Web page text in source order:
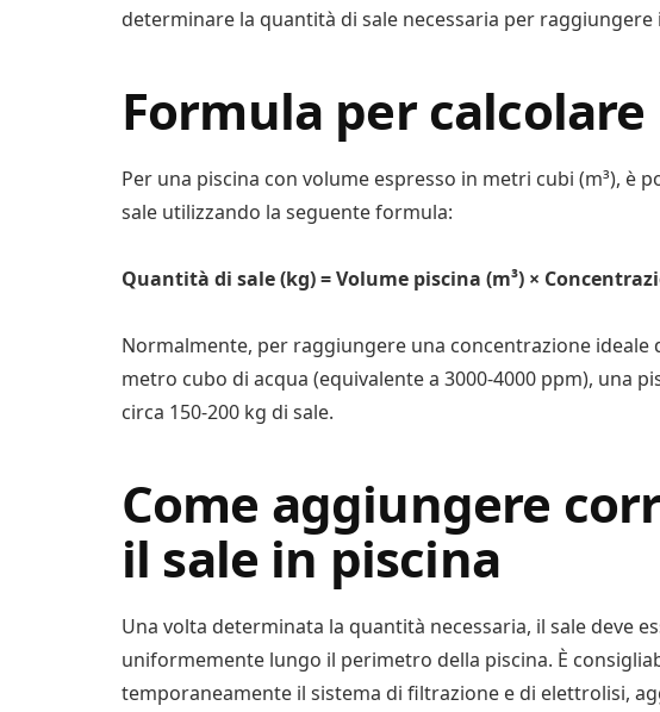
determinare la quantità di sale necessaria per
Formula per calcolare
Per una piscina con volume espresso in metri cubi (m³), è
sale utilizzando la seguente formula:
Quantità di sale (kg) = Volume piscina (m³) ×
Normalmente, per raggiungere una concentrazione ideale
metro cubo di acqua (equivalente a 3000-4000 ppm), una
circa 150-200 kg di sale.
Come aggiungere
il sale in piscina
Una volta determinata la quantità necessaria, il sale deve
uniformemente lungo il perimetro della piscina. È
temporaneamente il sistema di filtrazione e di elettrolisi,